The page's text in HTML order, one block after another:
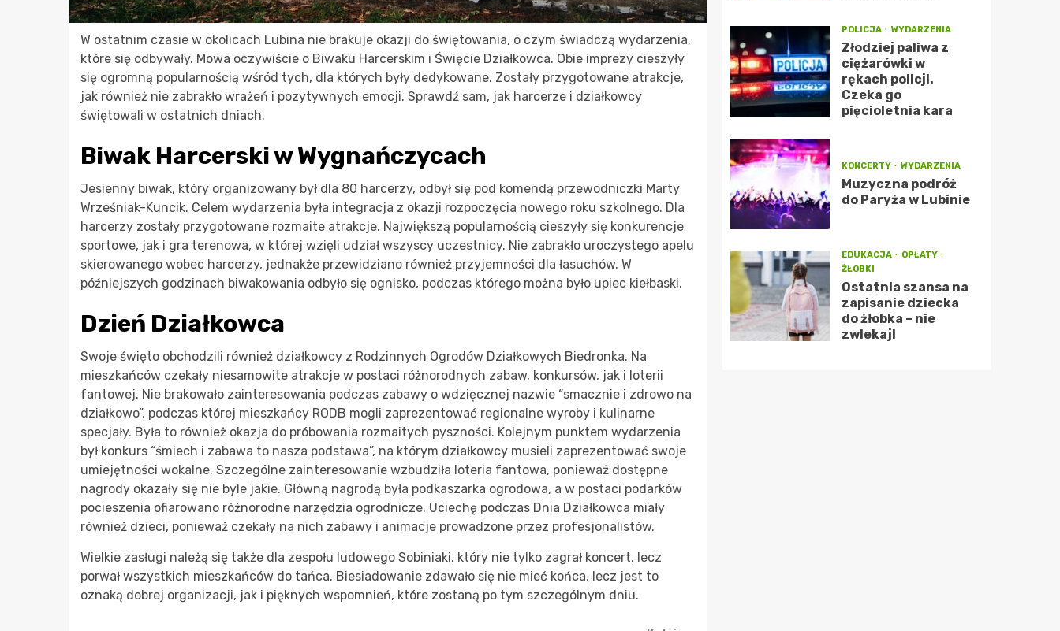
W ostatnim czasie w okolicach Lubina nie brakuje okazji do świętowania, o czym świadczą wydarzenia,
które się odbywały. Mowa oczywiście o Biwaku Harcerskim i Święcie Działkowca. Obie imprezy cieszyły
się ogromną popularnością wśród tych, dla których były dedykowane. Zostały przygotowane atrakcje,
jak również nie zabrakło wrażeń i pozytywnych emocji. Sprawdź sam, jak harcerze i działkowcy
świętowali w ostatnich dniach.
Biwak Harcerski w Wygnańczycach
Jesienny biwak, który organizowany był dla 80 harcerzy, odbył się pod komendą przewodniczki Marty
Wrześniak-Kuncik. Celem wydarzenia była integracja z okazji rozpoczęcia nowego roku szkolnego. Dla
harcerzy zostały przygotowane rozmaite atrakcje. Największą popularnością cieszyły się konkurencje
sportowe, jak i gra terenowa, w której wzięli udział wszyscy uczestnicy. Nie zabrakło uroczystego apelu
skierowanego wobec harcerzy, jednakże przewidziano również przyjemności dla łasuchów. W
późniejszych godzinach biwakowania odbyło się ognisko, podczas którego można było upiec kiełbaski.
Dzień Działkowca
Swoje święto obchodzili również działkowcy z Rodzinnych Ogrodów Działkowych Biedronka. Na
mieszkańców czekały niesamowite atrakcje w postaci różnorodnych zabaw, konkursów, jak i loterii
fantowej. Nie brakowało zainteresowania podczas zabawy o wdzięcznej nazwie “smacznie i zdrowo na
działkowo”, podczas której mieszkańcy RODB mogli zaprezentować regionalne wyroby i kulinarne
specjały. Była to również okazja do próbowania rozmaitych pyszności. Kolejnym punktem wydarzenia
był konkurs “śmiech i zabawa to nasza podstawa”, na którym działkowcy musieli zaprezentować swoje
umiejętności wokalne. Szczególne zainteresowanie wzbudziła loteria fantowa, ponieważ dostępne
nagrody okazały się nie byle jakie. Główną nagrodą była podkaszarka ogrodowa, a w postaci podarków
pocieszenia ofiarowano różnorodne narzędzia ogrodnicze. Uciechę podczas Dnia Działkowca miały
również dzieci, ponieważ czekały na nich zabawy i animacje prowadzone przez profesjonalistów.
Wielkie zasługi należą się także dla zespołu ludowego Sobiniaki, który nie tylko zagrał koncert, lecz
porwał wszystkich mieszkańców do tańca. Biesiadowanie zdawało się nie mieć końca, lecz jest to
oznaką dobrej organizacji, jak i pięknych wspomnień, które zostaną po tym szczególnym dniu.
POLICJA WYDARZENIA
Złodziej paliwa z
ciężarówki w
rękach policji.
Czeka go
pięcioletnia kara
KONCERTY WYDARZENIA
Muzyczna podróż
do Paryża w Lubinie
EDUKACJA
OPŁATY
ŻŁOBKI
Ostatnia szansa na
zapisanie dziecka
do żłobka – nie
zwlekaj!